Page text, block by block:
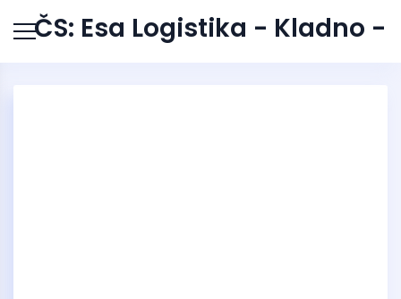
ČS: Esa Logistika - Kladno -